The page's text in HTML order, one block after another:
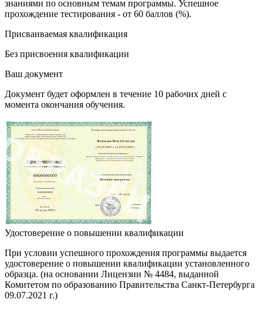
знаниями по основным темам программы. Успешное
прохождение тестирования - от 60 баллов (%).
Присваиваемая квалификация
Без присвоения квалификации
Ваш документ
Документ будет оформлен в течение 10 рабочих дней с
момента окончания обучения.
Удостоверение о повышении квалификации
При условии успешного прохождения программы выдается
удостоверение о повышении квалификации установленного
образца. (на основании Лицензии № 4484, выданной
Комитетом по образованию Правительства Санкт-Петербурга
09.07.2021 г.)